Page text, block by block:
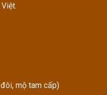
mộ tam cấp)